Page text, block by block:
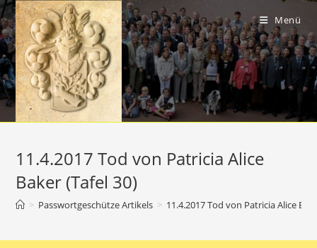
Zum
Inhalt
springen
Menü
11.4.2017 Tod von Patricia Alice
Baker (Tafel 30)
> Passwortgeschütze Artikels > 11.4.2017 Tod von Patricia Alice